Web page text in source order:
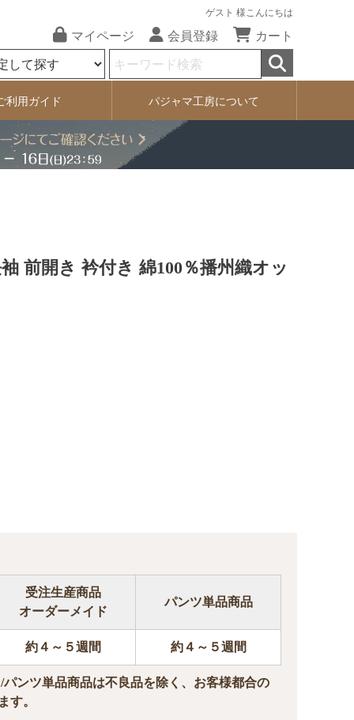
ゲスト 様こんにちは
マイページ 会員登録 カート
利用ガイド パジャマ工房について
前開き 衿付き 綿100％播州織オッ
受注生産商品
オーダーメイド
パンツ単品商品
約４～５週間 約４～５週間
ンツ単品商品は不良品を除く、お客様都合の
す。